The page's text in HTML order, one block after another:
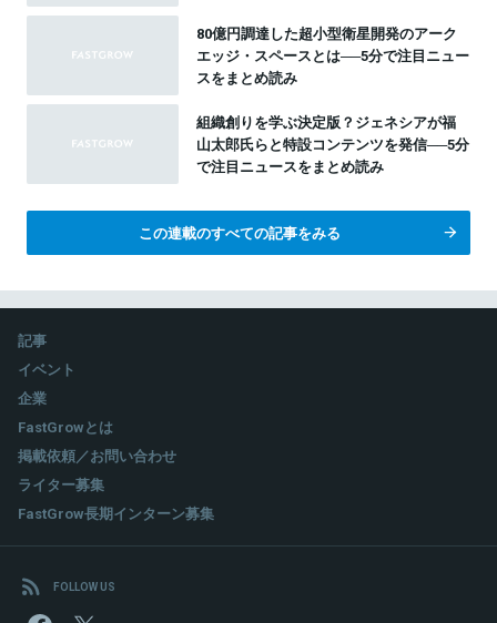
80億円調達した超小型衛星開発のアーク
エッジ・スペースとは──5分で注目ニュー
スをまとめ読み
組織創りを学ぶ決定版？ジェネシアが福
山太郎氏らと特設コンテンツを発信──5分
で注目ニュースをまとめ読み
この連載のすべての記事をみる
記事
イベント
企業
FastGrowとは
掲載依頼／お問い合わせ
ライター募集
FastGrow長期インターン募集
FOLLOW US